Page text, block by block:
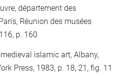
département des
Réunion des musées
p. 160
islamic art, Albany,
Press, 1983, p. 18, 21, fig. 11